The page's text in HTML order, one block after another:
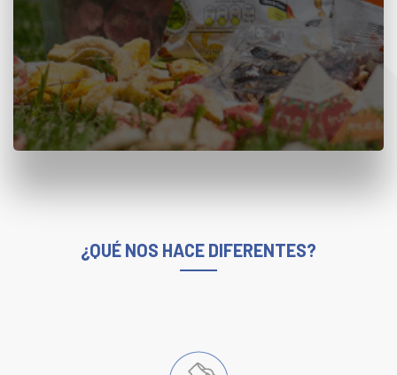
Conozca más
¿QUÉ NOS HACE DIFERENTES?